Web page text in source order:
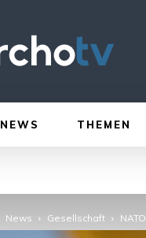
NEWS THEMEN
News Gesellschaft